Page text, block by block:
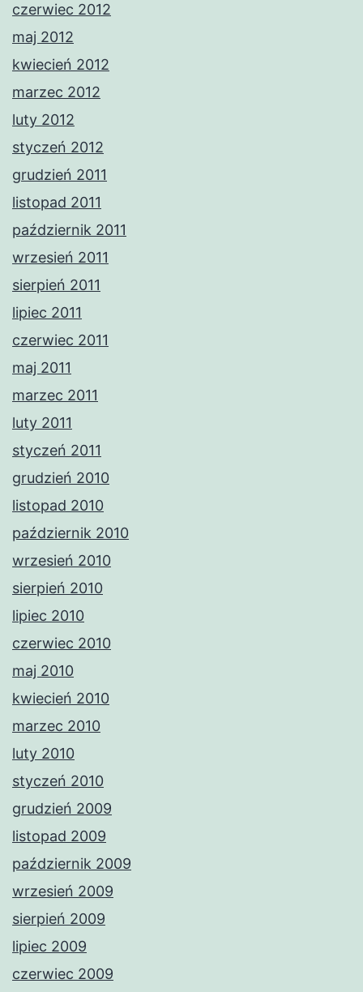
czerwiec 2012
maj 2012
kwiecień 2012
marzec 2012
luty 2012
styczeń 2012
grudzień 2011
listopad 2011
październik 2011
wrzesień 2011
sierpień 2011
lipiec 2011
czerwiec 2011
maj 2011
marzec 2011
luty 2011
styczeń 2011
grudzień 2010
listopad 2010
październik 2010
wrzesień 2010
sierpień 2010
lipiec 2010
czerwiec 2010
maj 2010
kwiecień 2010
marzec 2010
luty 2010
styczeń 2010
grudzień 2009
listopad 2009
październik 2009
wrzesień 2009
sierpień 2009
lipiec 2009
czerwiec 2009